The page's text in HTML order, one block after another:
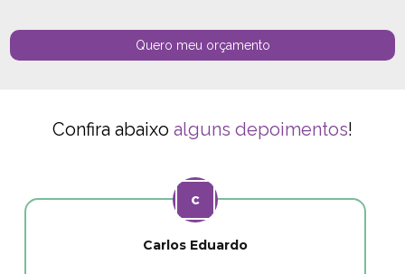
Quero meu orçamento
Confira abaixo alguns depoimentos!
Carlos Eduardo